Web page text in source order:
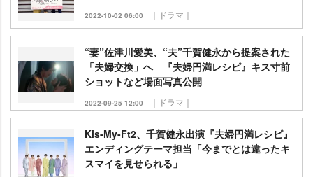
2022-10-02 06:00 ｜ドラマ｜
“妻”佐津川愛美、“夫”千賀健永から提案された
「夫婦交換」へ 『夫婦円満レシピ』キス寸前
ショットなど場面写真公開
2022-09-25 12:00 ｜ドラマ｜
Kis-My-Ft2、千賀健永出演『夫婦円満レシピ』
エンディングテーマ担当「今までとは違ったキ
スマイを見せられる」